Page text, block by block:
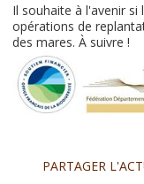
Il souhaite à l'avenir
opérations de
des mares. À suivre !
PARTAGER